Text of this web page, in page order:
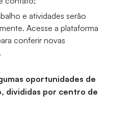
e atividades serão
Acesse a plataforma
conferir novas
oportunidades de
divididas por centro de